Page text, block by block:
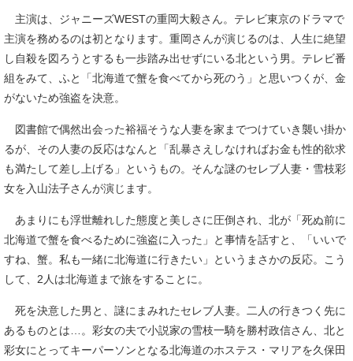
主演は、ジャニーズWESTの重岡大毅さん。テレビ東京のドラマで
主演を務めるのは初となります。重岡さんが演じるのは、人生に絶望
し自殺を図ろうとするも一歩踏み出せずにいる北という男。テレビ番
組をみて、ふと「北海道で蟹を食べてから死のう」と思いつくが、金
がないため強盗を決意。
図書館で偶然出会った裕福そうな人妻を家までつけていき襲い掛か
るが、その人妻の反応はなんと「乱暴さえしなければお金も性的欲求
も満たして差し上げる」というもの。そんな謎のセレブ人妻・雪枝彩
女を入山法子さんが演じます。
あまりにも浮世離れした態度と美しさに圧倒され、北が「死ぬ前に
北海道で蟹を食べるために強盗に入った」と事情を話すと、「いいで
すね、蟹。私も一緒に北海道に行きたい」というまさかの反応。こう
して、2人は北海道まで旅をすることに。
死を決意した男と、謎にまみれたセレブ人妻。二人の行きつく先に
あるものとは…。彩女の夫で小説家の雪枝一騎を勝村政信さん、北と
彩女にとってキーパーソンとなる北海道のホステス・マリアを久保田